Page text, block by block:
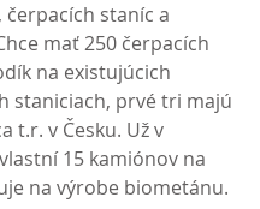
staníc a
mať 250 čerpacích
na existujúcich
staniciach, prvé tri majú
t.r. v Česku. Už v
15 kamiónov na
na výrobe biometánu.